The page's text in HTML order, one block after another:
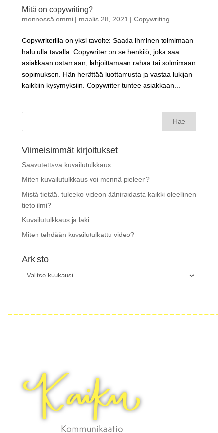
Mitä on copywriting?
mennessä emmi| maalis 28, 2021 | Copywriting
Copywriterilla on yksi tavoite: Saada ihminen toimimaan
halutulla tavalla. Copywriter on se henkilö, joka saa
asiakkaan ostamaan, lahjoittamaan rahaa tai solmimaan
sopimuksen. Hän herättää luottamusta ja vastaa lukijan
kaikkiin kysymyksiin. Copywriter tuntee asiakkaan...
Haku:
Viimeisimmät kirjoitukset
Saavutettava kuvailutulkkaus
Miten kuvailutulkkaus voi mennä pieleen?
Mistä tietää, tuleeko videon ääniraidasta kaikki oleellinen
tieto ilmi?
Kuvailutulkkaus ja laki
Miten tehdään kuvailutulkattu video?
Arkisto
Arkisto